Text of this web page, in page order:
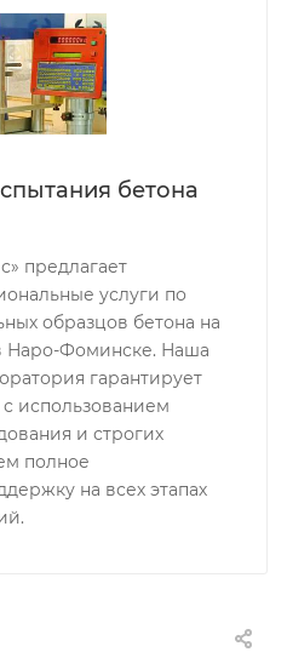
бетона
предлагает
услуги по
образцов бетона на
Наро-Фоминске. Наша
гарантирует
с использованием
и строгих
полное
на всех этапах